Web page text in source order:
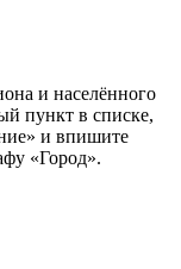
и населённого
пункт в списке,
и впишите
«Город».